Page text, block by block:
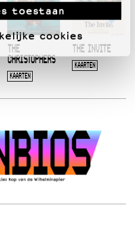
toestaan
cookies
THE
CHRISTOPHERS
KAARTEN
THE INVITE
KAARTEN